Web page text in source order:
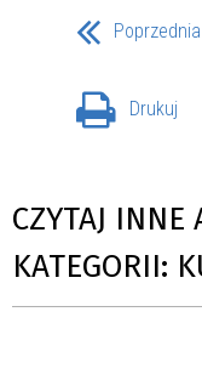
Poprzednia
Drukuj
CZYTAJ INNE
KATEGORII: